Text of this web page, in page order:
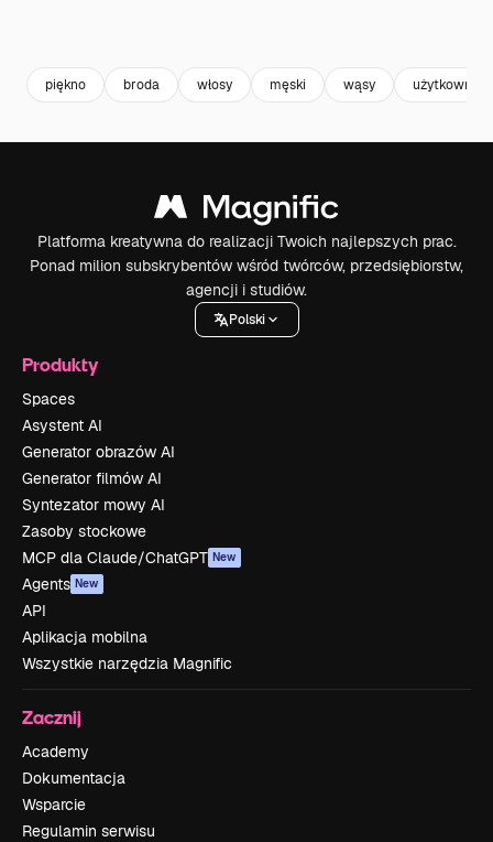
piękno broda włosy męski wąsy użytkownik
Platforma kreatywna do realizacji Twoich najlepszych prac.
Ponad milion subskrybentów wśród twórców, przedsiębiorstw,
agencji i studiów.
Polski
Produkty
Spaces
Asystent AI
Generator obrazów AI
Generator filmów AI
Syntezator mowy AI
Zasoby stockowe
MCP dla Claude/ChatGPT New
Agents New
API
Aplikacja mobilna
Wszystkie narzędzia Magnific
Zacznij
Academy
Dokumentacja
Wsparcie
Regulamin serwisu